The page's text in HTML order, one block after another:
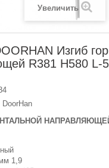
Увеличить
Изгиб
R381 H580 L-
DoorHan
1,9